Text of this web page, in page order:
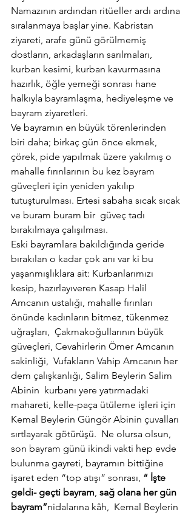
Namazının ardından ritüeller ardı ardına
sıralanmaya başlar yine. Kabristan
ziyareti, arafe günü görülmemiş
dostların, arkadaşların sarılmaları,
kurban kesimi, kurban kavurmasına
hazırlık, öğle yemeği sonrası hane
halkıyla bayramlaşma, hediyeleşme ve
bayram ziyaretleri.
Ve bayramın en büyük törenlerinden
biri daha; birkaç gün önce ekmek,
çörek, pide yapılmak üzere yakılmış o
mahalle fırınlarının bu kez bayram
güveçleri için yeniden yakılıp
tutuşturulması. Ertesi sabaha sıcak sıcak
ve buram buram bir  güveç tadı
bırakılmaya çalışılması.
Eski bayramlara bakıldığında geride
bırakılan o kadar çok anı var ki bu
yaşanmışlıklara ait: Kurbanlarımızı
kesip, hazırlayıveren Kasap Halil
Amcanın ustalığı, mahalle fırınları
önünde kadınların bitmez, tükenmez
uğraşları,  Çakmakoğullarının büyük
güveçleri, Cevahirlerin Ömer Amcanın
sakinliği,  Vufakların Vahip Amcanın her
dem çalışkanlığı, Salim Beylerin Salim
Abinin  kurbanı yere yatırmadaki
mahareti, kelle-paça ütüleme işleri için
Kemal Beylerin Güngör Abinin çuvalları
sırtlayarak götürüşü.  Ne olursa olsun,
son bayram günü ikindi vakti hep evde
bulunma gayreti, bayramın bittiğine
işaret eden “top atışı” sonrası, “ İşte
geldi- geçti bayram, sağ olana her gün
bayram”nidalarına kâh,  Kemal Beylerin